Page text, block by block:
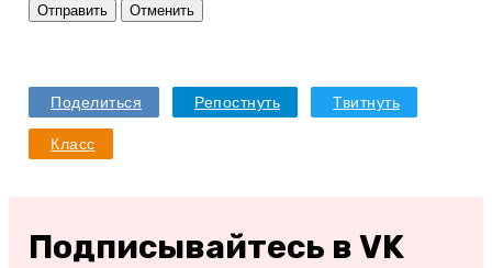
Отправить Отменить
Поделиться Репостнуть Твитнуть
Класс
Подписывайтесь в VK